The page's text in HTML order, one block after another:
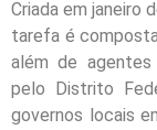
Criada em janeiro
tarefa é
além de
pelo Distrito
governos locais